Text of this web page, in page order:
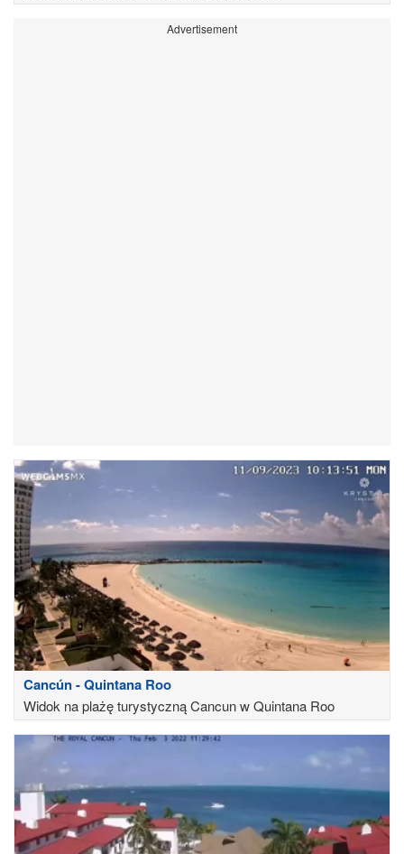
Advertisement
Cancún - Quintana Roo
Widok na plażę turystyczną Cancun w Quintana Roo